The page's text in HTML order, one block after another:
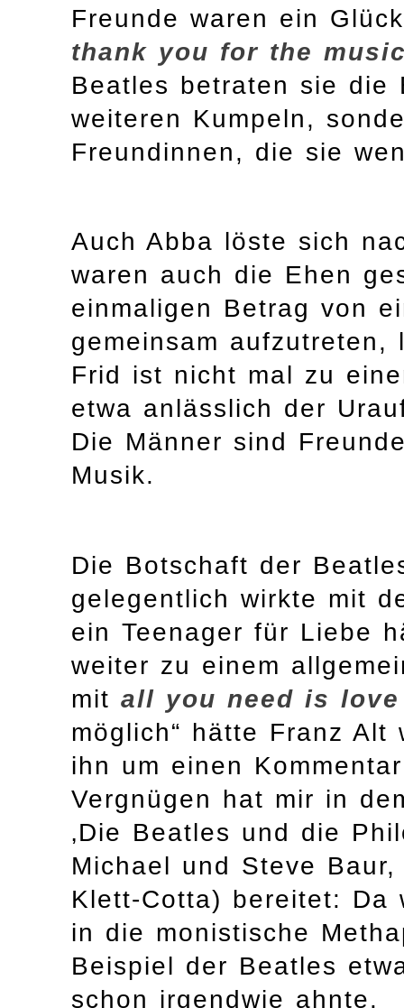
Freunde waren ein
thank you for the
Beatles betraten sie die
weiteren Kumpeln,
Freundinnen, die sie
Auch Abba löste sich
waren auch die Ehen
einmaligen Betrag von
gemeinsam
Frid ist nicht mal zu
etwa anlässlich der
Die Männer sind
Musik.
Die Botschaft der
gelegentlich wirkte mit
ein Teenager für Liebe
weiter zu einem
mit all you need is love
möglich“ hätte Franz Alt
ihn um einen
Vergnügen hat mir in
‚Die Beatles und die
Michael und Steve
Klett-Cotta) bereitet: Da
in die monistische
Beispiel der Beatles
schon irgendwie ahnte.